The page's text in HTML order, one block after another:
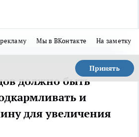
Мы в ВКонтакте На заметку
Принять
должно быть
и
для увеличения